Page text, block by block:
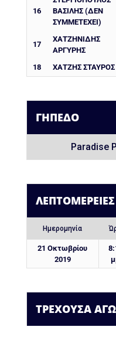
16
ΒΑΣΙΛΗΣ (ΔΕΝ
ΣΥΜΜΕΤΕΧΕΙ)
17
ΧΑΤΖΗΝΙΔΗΣ
ΑΡΓΥΡΗΣ
18
ΧΑΤΖΗΣ ΣΤΑΥΡΟΣ
ΓΉΠΕΔΟ
Paradise
ΛΕΠΤΟΜΈΡΕΙΕΣ
Ημερομηνία
21 Οκτωβρίου
2019
ΤΡΕΧΟΥΣΑ